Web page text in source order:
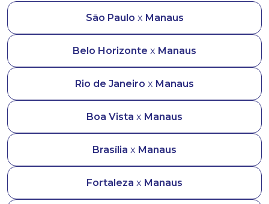
São Paulo x Manaus
Belo Horizonte x Manaus
Rio de Janeiro x Manaus
Boa Vista x Manaus
Brasília x Manaus
Fortaleza x Manaus